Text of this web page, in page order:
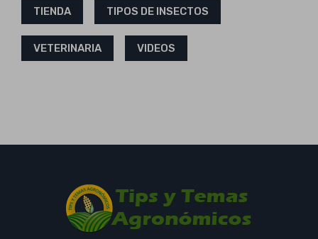
TIENDA TIPOS DE INSECTOS
VETERINARIA VIDEOS